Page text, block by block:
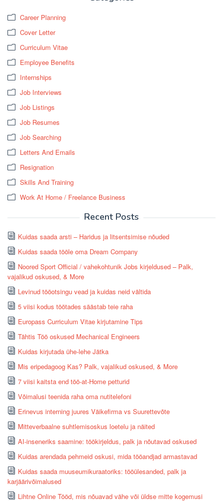
Career Planning
Cover Letter
Curriculum Vitae
Employee Benefits
Internships
Job Interviews
Job Listings
Job Resumes
Job Searching
Letters And Emails
Resignation
Skills And Training
Work At Home / Freelance Business
Recent Posts
Kuidas saada arsti – Haridus ja litsentsimise nõuded
Kuidas saada tööle oma Dream Company
Noored Sport Official / vahekohtunik Jobs kirjeldused – Palk,
vajalikud oskused, & More
Levinud tööotsingu vead ja kuidas neid vältida
5 viisi kodus töötades säästab teie raha
Europass Curriculum Vitae kirjutamine Tips
Tähtis Töö oskused Mechanical Engineers
Kuidas kirjutada ühe-lehe Jätka
Mis eripedagoog Kas? Palk, vajalikud oskused, & More
7 viisi kaitsta end töö-at-Home petturid
Võimalusi teenida raha oma nutitelefoni
Erinevus interning juures Väikefirma vs Suurettevõte
Mitteverbaalne suhtlemisoskus loetelu ja näited
AI-inseneriks saamine: töökirjeldus, palk ja nõutavad oskused
Kuidas arendada pehmeid oskusi, mida tööandjad armastavad
Kuidas saada muuseumikuraatoriks: tööülesanded, palk ja
karjäärivõimalused
Lihtne Online Tööd, mis nõuavad vähe või üldse mitte kogemusi